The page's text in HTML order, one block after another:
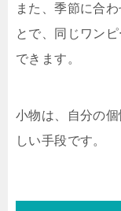
また、季節に合
とで、同じワン
できます。
小物は、自分の
しい手段です。